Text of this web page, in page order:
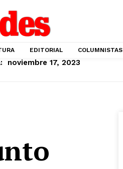
EDITORIAL COLUMNISTAS
noviembre 17, 2023